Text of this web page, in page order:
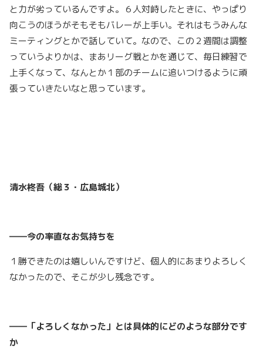
と力が劣っているんですよ。６人対峙したときに、やっぱり
向こうのほうがそもそもバレーが上手い。それはもうみんな
ミーティングとかで話していて。なので、この２週間は調整
っていうよりかは、まあリーグ戦とかを通じて、毎日練習で
上手くなって、なんとか１部のチームに追いつけるように頑
張っていきたいなと思っています。
清水柊吾（総３・広島城北）
――今の率直なお気持ちを
１勝できたのは嬉しいんですけど、個人的にあまりよろしく
なかったので、そこが少し残念です。
――「よろしくなかった」とは具体的にどのような部分です
か